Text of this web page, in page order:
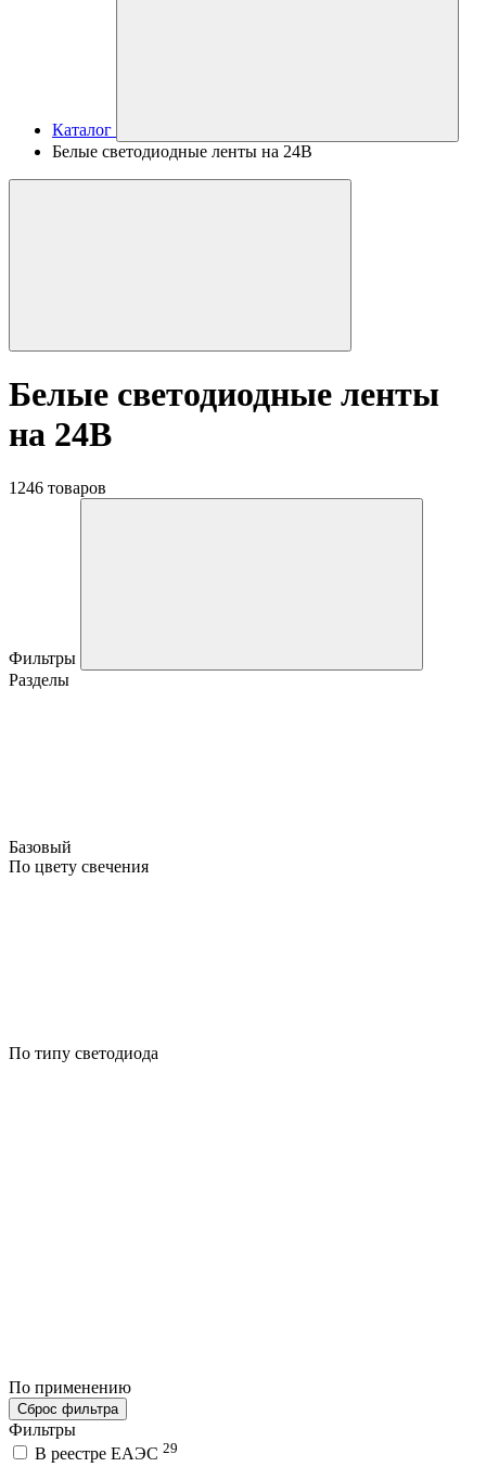
Каталог
Белые светодиодные ленты на 24В
Белые светодиодные ленты
на 24В
1246 товаров
Фильтры
Разделы
Базовый
По цвету свечения
По типу светодиода
По применению
Сброс фильтра
Фильтры
В реестре ЕАЭС 29